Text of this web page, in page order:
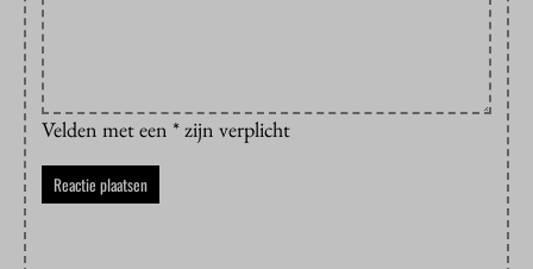
Velden met een * zijn verplicht